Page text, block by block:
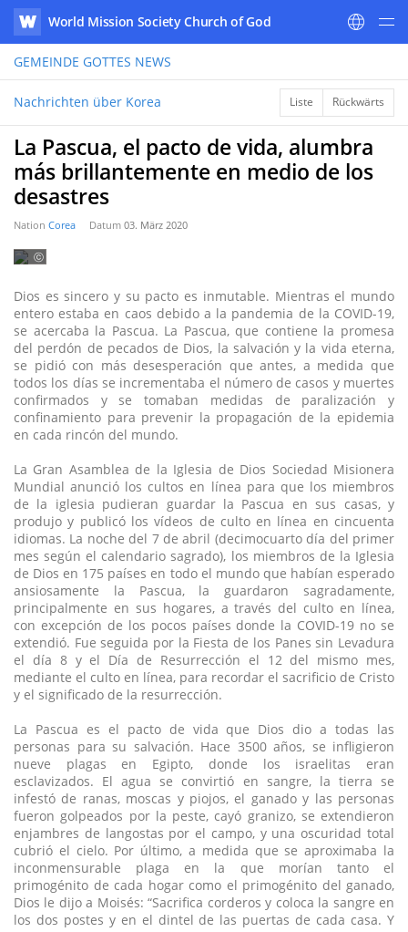
WATV
World Mission Society Church of God
GEMEINDE GOTTES NEWS
Nachrichten über Korea Liste Rückwärts
La Pascua, el pacto de vida, alumbra
más brillantemente en medio de los
desastres
Nation Corea Datum 03. März 2020
ⓒ
Dios es sincero y su pacto es inmutable. Mientras el mundo
entero estaba en caos debido a la pandemia de la COVID-19,
se acercaba la Pascua. La Pascua, que contiene la promesa
del perdón de pecados de Dios, la salvación y la vida eterna,
se pidió con más desesperación que antes, a medida que
todos los días se incrementaba el número de casos y muertes
confirmados y se tomaban medidas de paralización y
confinamiento para prevenir la propagación de la epidemia
en cada rincón del mundo.
La Gran Asamblea de la Iglesia de Dios Sociedad Misionera
Mundial anunció los cultos en línea para que los miembros
de la iglesia pudieran guardar la Pascua en sus casas, y
produjo y publicó los vídeos de culto en línea en cincuenta
idiomas. La noche del 7 de abril (decimocuarto día del primer
mes según el calendario sagrado), los miembros de la Iglesia
de Dios en 175 países en todo el mundo que habían esperado
ansiosamente la Pascua, la guardaron sagradamente,
principalmente en sus hogares, a través del culto en línea,
con excepción de los pocos países donde la COVID-19 no se
extendió. Fue seguida por la Fiesta de los Panes sin Levadura
el día 8 y el Día de Resurrección el 12 del mismo mes,
mediante el culto en línea, para recordar el sacrificio de Cristo
y el significado de la resurrección.
La Pascua es el pacto de vida que Dios dio a todas las
personas para su salvación. Hace 3500 años, se infligieron
nueve plagas en Egipto, donde los israelitas eran
esclavizados. El agua se convirtió en sangre, la tierra se
infestó de ranas, moscas y piojos, el ganado y las personas
fueron golpeados por la peste, cayó granizo, se extendieron
enjambres de langostas por el campo, y una oscuridad total
cubrió el cielo. Por último, a medida que se aproximaba la
inconmensurable plaga en la que morían tanto el
primogénito de cada hogar como el primogénito del ganado,
Dios le dijo a Moisés: “Sacrifica corderos y coloca la sangre en
los dos postes y en el dintel de las puertas de cada casa. Y